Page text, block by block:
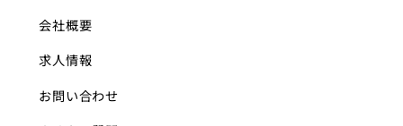
会社概要
求人情報
お問い合わせ